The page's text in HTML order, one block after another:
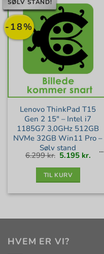
-18%
SØLV STAND!
Lenovo ThinkPad T15
Gen 2 15″ – Intel i7
1185G7 3,0GHz 512GB
NVMe 32GB Win11 Pro –
Sølv stand
6.299kr. Den
oprindelige
pris
5.195 kr. Den
TIL KURV
HVEM ER VI?